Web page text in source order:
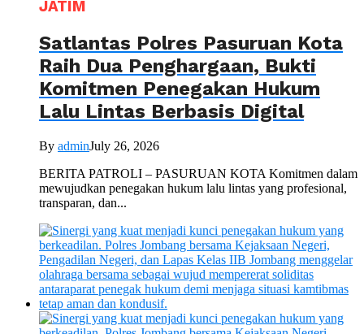
JATIM
Satlantas Polres Pasuruan Kota
Raih Dua Penghargaan, Bukti
Komitmen Penegakan Hukum
Lalu Lintas Berbasis Digital
By adminJuly 26, 2026
BERITA PATROLI – PASURUAN KOTA Komitmen dalam
mewujudkan penegakan hukum lalu lintas yang profesional,
transparan, dan...